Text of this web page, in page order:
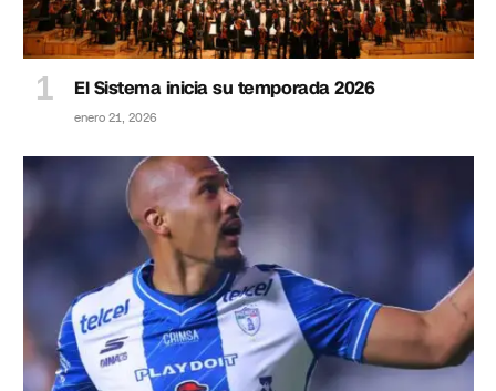
El Sistema inicia su temporada 2026
enero 21, 2026